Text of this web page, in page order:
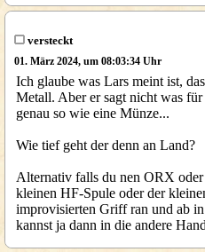
versteckt
01. März 2024, um 08:03:34 Uhr
Ich glaube was Lars meint ist,
Metall. Aber er sagt nicht was
genau so wie eine Münze...
Wie tief geht der denn an Land?
Alternativ falls du nen ORX
kleinen HF-Spule oder der
improvisierten Griff ran und ab
kannst ja dann in die andere